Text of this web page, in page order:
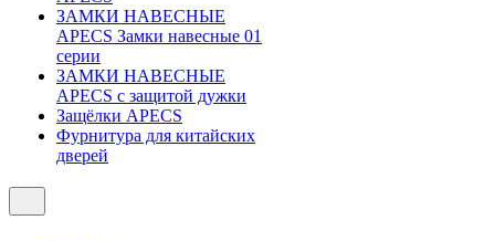
ЗАМКИ НАВЕСНЫЕ
APECS Замки навесные 01
серии
ЗАМКИ НАВЕСНЫЕ
APECS с защитой дужки
Защёлки APECS
Фурнитура для китайских
дверей